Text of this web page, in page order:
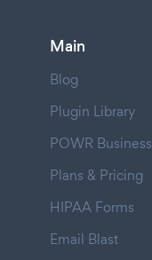
Main
Blog
Plugin Library
POWR Business
Plans & Pricing
HIPAA Forms
Email Blast